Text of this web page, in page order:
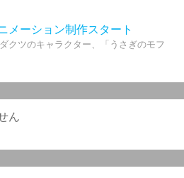
メーション制作スタート
クツのキャラクター、「うさぎのモフ
ん